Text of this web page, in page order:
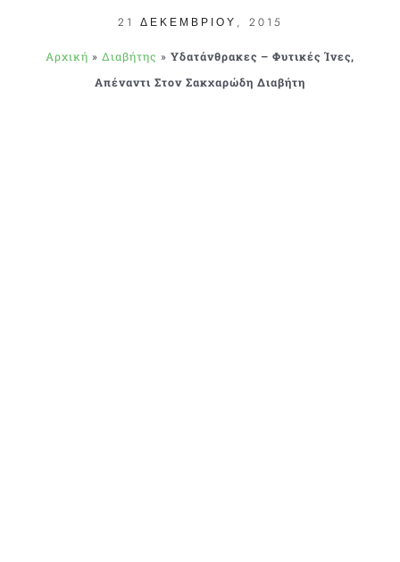
21 ΔΕΚΕΜΒΡΊΟΥ, 2015
Αρχική » Διαβήτης » Υδατάνθρακες – Φυτικές Ίνες,
Απέναντι Στον Σακχαρώδη Διαβήτη